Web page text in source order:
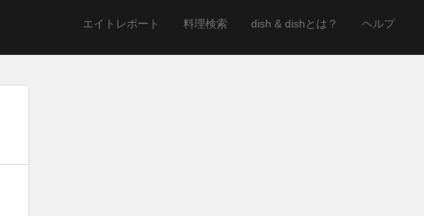
エイトレポート 料理検索 dish & dishとは？ ヘルプ